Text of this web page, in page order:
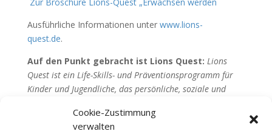
Cookie-Zustimmung
verwalten
Ausführliche Informationen unter www.lions-
quest.de.
Auf den Punkt gebracht ist Lions Quest: Lions
Quest ist ein Life-Skills- und Präventionsprogramm für
Kinder und Jugendliche, das persönliche, soziale und
geschulten Lehrkräften im Unterricht vermittelt und
fördert die Entwicklung von Persönlichkeit,